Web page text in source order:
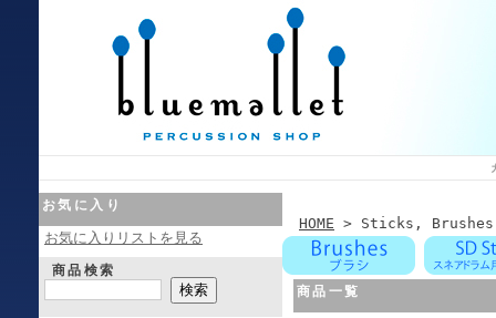
お気に入り
お気に入りリストを見る
商品検索
HOME > Sticks, Brushes
商品一覧